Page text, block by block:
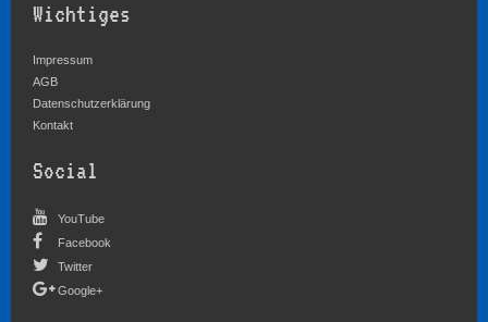
Wichtiges
Impressum
AGB
Datenschutzerklärung
Kontakt
Social
YouTube
Facebook
Twitter
Google+